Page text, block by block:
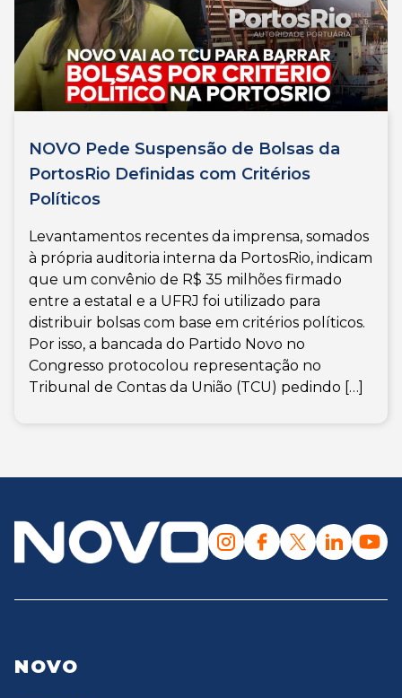
NOVO Pede Suspensão de Bolsas da
PortosRio Definidas com Critérios
Políticos
Levantamentos recentes da imprensa, somados
à própria auditoria interna da PortosRio, indicam
que um convênio de R$ 35 milhões firmado
entre a estatal e a UFRJ foi utilizado para
distribuir bolsas com base em critérios políticos.
Por isso, a bancada do Partido Novo no
Congresso protocolou representação no
Tribunal de Contas da União (TCU) pedindo […]
NOVO